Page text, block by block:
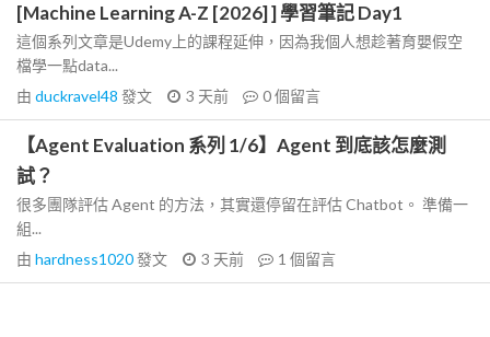
[Machine Learning A-Z [2026] ] 學習筆記 Day1
這個系列文章是Udemy上的課程延伸，因為我個人想趁著育嬰假空
檔學一點data...
由 duckravel48 發文 3 天前 0個留言
【Agent Evaluation 系列 1/6】Agent 到底該怎麼測
試？
很多團隊評估 Agent 的方法，其實還停留在評估 Chatbot。 準備一
組...
由 hardness1020發文 3 天前 1 個留言